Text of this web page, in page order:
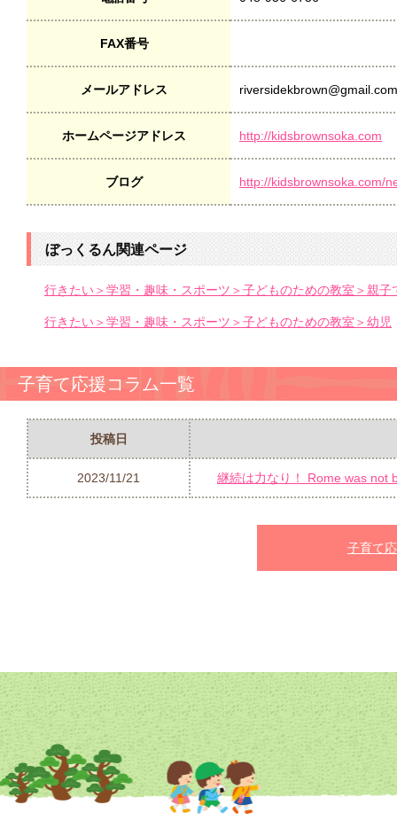
FAX番号
メールアドレス riversidekbrown@gmail.com
ホームページアドレス http://kidsbrownsoka.com
ブログ http://kidsbrownsoka.com/
ぼっくるん関連ページ
行きたい＞学習・趣味・スポーツ＞子どものための教室＞親子
行きたい＞学習・趣味・スポーツ＞子どものための教室＞幼児
子育て応援コラム一覧
投稿日
2023/11/21 継続は力なり！ Rome was not
子育て